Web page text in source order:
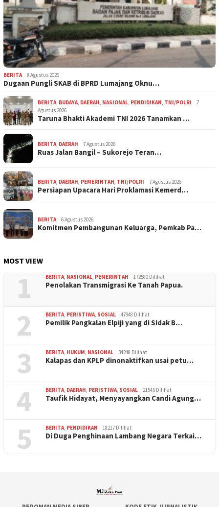
BERITA 8 Agustus 2026
Dugaan Pungli SKAB di BPRD Lumajang Oknu…
BERITA BUDAYA DAERAH NASIONAL PENDIDIKAN TNI/POLRI
7
Agustus 2026
Taruna Bhakti Akademi TNI 2026 Tanamkan …
BERITA DAERAH 7 Agustus 2026
Ruas Jalan Bangil – Sukorejo Teran…
BERITA DAERAH PEMERINTAH TNI/POLRI 7 Agustus 2026
Persiapan Upacara Hari Proklamasi Kemerd…
BERITA 6 Agustus 2026
Komitmen Pembangunan Keluarga, Pemkab Pa…
MOST VIEW
1 BERITA NASIONAL PEMERINTAH 172580 Dilihat
Penolakan Transmigrasi Ke Tanah Papua.
2 BERITA PERISTIWA SOSIAL 47948 Dilihat
Pemilik Pangkalan Elpiji yang di Sidak B…
3 BERITA HUKUM NASIONAL 34248 Dilihat
Kalapas dan KPLP dinonaktifkan usai petu…
4 BERITA DAERAH PERISTIWA SOSIAL 21545 Dilihat
Taufik Hidayat, Menyayangkan Candi Agung…
5 BERITA PENDIDIKAN 18217 Dilihat
Di Duga Penghinaan Lambang Negara Terkai…